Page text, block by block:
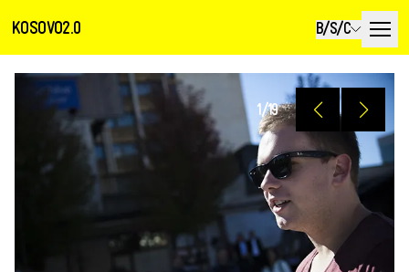
KOSOVO2.0 B/S/C
1/19